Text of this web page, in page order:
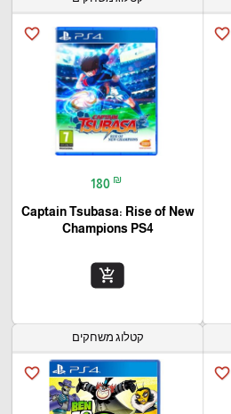
favorite_border
favorite_border
180 ₪
Captain Tsubasa: Rise of New
Champions PS4
add_shopping_cart
favorite_border
קטלוג משחקים
favorite_border